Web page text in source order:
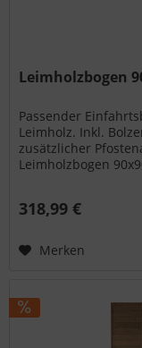
Leimholzbogen
Passender
Leimholz. Inkl.
zusätzlicher
Leimholzbogen
318,99 €
Merken